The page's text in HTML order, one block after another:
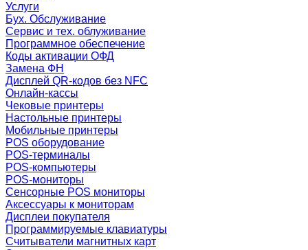
Услуги
Бух. Обслуживание
Сервис и тех. облуживание
Программное обеспечение
Коды активации ОФД
Замена ФН
Дисплей QR-кодов без NFC
Онлайн-кассы
Чековые принтеры
Настольные принтеры
Мобильные принтеры
POS оборудование
POS-терминалы
POS-компьютеры
POS-мониторы
Сенсорные POS мониторы
Аксессуары к мониторам
Дисплеи покупателя
Программируемые клавиатуры
Считыватели магнитных карт